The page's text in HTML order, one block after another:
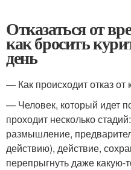
Отказаться от
как бросить
день
— Как происходит отказ от
— Человек, который идет
проходит несколько
размышление,
действию), действие,
перепрыгнуть даже